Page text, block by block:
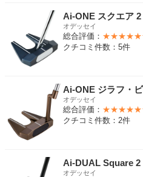
Ai-ONE スクエア
オデッセイ
総合評価：
クチコミ件数：5件
Ai-ONE ジラフ・
オデッセイ
総合評価：
クチコミ件数：2件
Ai-DUAL Square 2
オデッセイ